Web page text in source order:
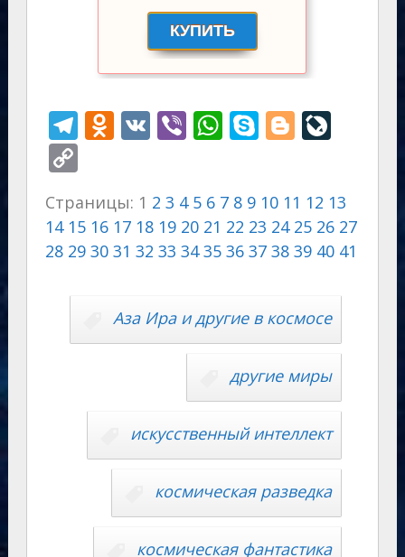
T
el
e
gr
a
m
O
o
kl
as
ni
ki
V Vi W
s
A
p
S
p
e
Bl
g
er
Li
o
u
r
n
al
C
p
y
Страницы: 1 2 3 4 5 6 7 8 9 10 11 12 13
14 15 16 17 18 19 20 21 22 23 24 25 26 27
28 29 30 31 32 33 34 35 36 37 38 39 40 41
Аза Ира и другие в космосе
другие миры
искусственный интеллект
космическая разведка
космическая фантастика